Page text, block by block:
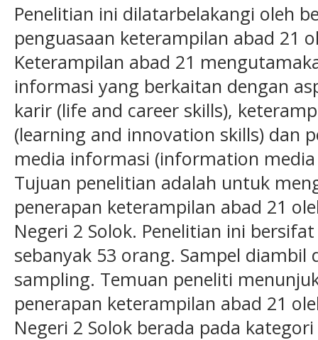
Penelitian ini dilatarbelakangi oleh
penguasaan keterampilan abad 21
Keterampilan abad 21
informasi yang berkaitan dengan
karir (life and career skills),
(learning and innovation skills) dan
media informasi (information
Tujuan penelitian adalah untuk
penerapan keterampilan abad 21
Negeri 2 Solok. Penelitian ini
sebanyak 53 orang. Sampel
sampling. Temuan peneliti
penerapan keterampilan abad 21
Negeri 2 Solok berada pada